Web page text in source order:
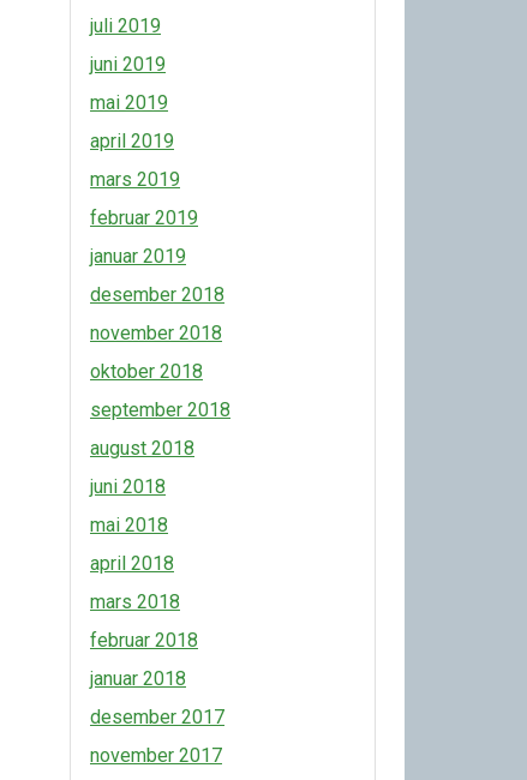
juli 2019
juni 2019
mai 2019
april 2019
mars 2019
februar 2019
januar 2019
desember 2018
november 2018
oktober 2018
september 2018
august 2018
juni 2018
mai 2018
april 2018
mars 2018
februar 2018
januar 2018
desember 2017
november 2017